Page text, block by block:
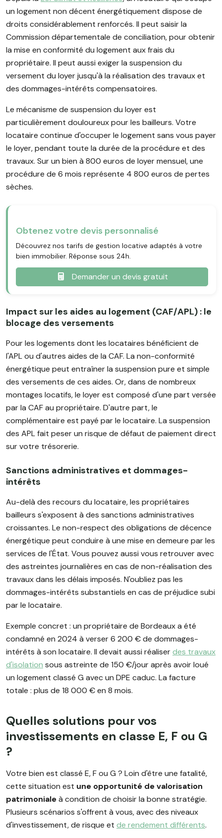
un logement non décent énergétiquement dispose de
droits considérablement renforcés. Il peut saisir la
Commission départementale de conciliation, pour obtenir
la mise en conformité du logement aux frais du
propriétaire. Il peut aussi exiger la suspension du
versement du loyer jusqu'à la réalisation des travaux et
des dommages-intérêts compensatoires.
Le mécanisme de suspension du loyer est
particulièrement douloureux pour les bailleurs. Votre
locataire continue d'occuper le logement sans vous payer
le loyer, pendant toute la durée de la procédure et des
travaux. Sur un bien à 800 euros de loyer mensuel, une
procédure de 6 mois représente 4 800 euros de pertes
sèches.
Obtenez votre devis personnalisé
Découvrez nos tarifs de gestion locative adaptés à votre
bien immobilier. Réponse sous 24h.
Demander un devis gratuit
Impact sur les aides au logement (CAF/APL) : le
blocage des versements
Pour les logements dont les locataires bénéficient de
l'APL ou d'autres aides de la CAF. La non-conformité
énergétique peut entraîner la suspension pure et simple
des versements de ces aides. Or, dans de nombreux
montages locatifs, le loyer est composé d'une part versée
par la CAF au propriétaire. D'autre part, le
complémentaire est payé par le locataire. La suspension
des APL fait peser un risque de défaut de paiement direct
sur votre trésorerie.
Sanctions administratives et dommages-
intérêts
Au-delà des recours du locataire, les propriétaires
bailleurs s'exposent à des sanctions administratives
croissantes. Le non-respect des obligations de décence
énergétique peut conduire à une mise en demeure par les
services de l'État. Vous pouvez aussi vous retrouver avec
des astreintes journalières en cas de non-réalisation des
travaux dans les délais imposés. N'oubliez pas les
dommages-intérêts substantiels en cas de préjudice subi
par le locataire.
Exemple concret : un propriétaire de Bordeaux a été
condamné en 2024 à verser 6 200 € de dommages-
intérêts à son locataire. Il devait aussi réaliserdes travaux
d'isolation sous astreinte de 150 €/jour après avoir loué
un logement classé G avec un DPE caduc. La facture
totale : plus de 18 000 € en 8 mois.
Quelles solutions pour vos
investissements en classe E, F ou G
?
Votre bien est classé E, F ou G ? Loin d'être une fatalité,
cette situation est une opportunité de valorisation
patrimonialeà condition de choisir la bonne stratégie.
Plusieurs scénarios s'offrent à vous, avec des niveaux
d'investissement, de risque et de rendement différents.